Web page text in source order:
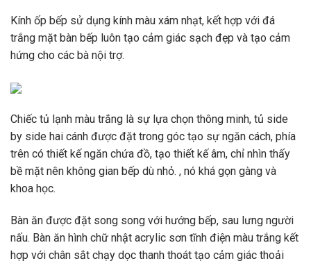
Kính ốp bếp sử dụng kính màu xám nhạt, kết hợp với đá
trắng mặt bàn bếp luôn tạo cảm giác sạch đẹp và tạo cảm
hứng cho các bà nội trợ.
Chiếc tủ lạnh màu trắng là sự lựa chọn thông minh, tủ side
by side hai cánh được đặt trong góc tạo sự ngăn cách, phía
trên có thiết kế ngăn chứa đồ, tạo thiết kế âm, chỉ nhìn thấy
bề mặt nên không gian bếp dù nhỏ. , nó khá gọn gàng và
khoa học.
Bàn ăn được đặt song song với hướng bếp, sau lưng người
nấu. Bàn ăn hình chữ nhật acrylic sơn tĩnh điện màu trắng kết
hợp với chân sắt chạy dọc thanh thoát tạo cảm giác thoải